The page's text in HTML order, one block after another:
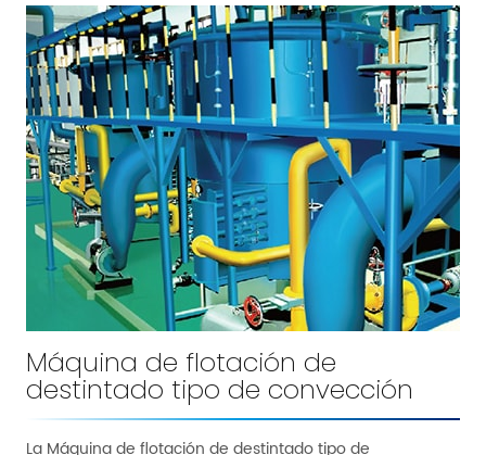
Máquina de flotación de
destintado tipo de convección
La Máquina de flotación de destintado tipo de